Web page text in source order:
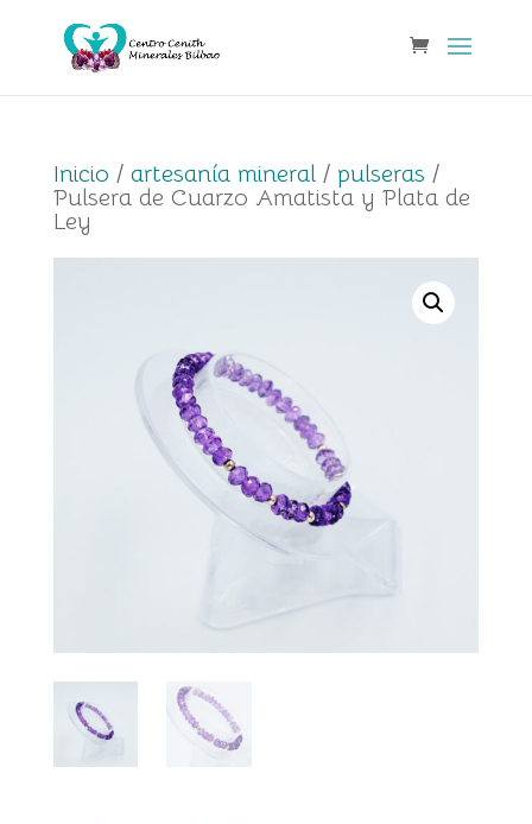
Inicio / artesanía mineral/ pulseras /
Pulsera de Cuarzo Amatista y Plata de
Ley